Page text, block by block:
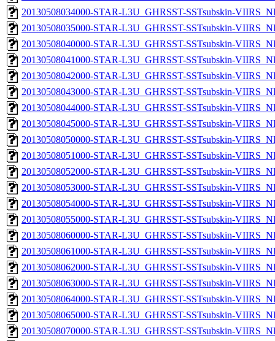
20130508034000-STAR-L3U_GHRSST-SSTsubskin-
20130508035000-STAR-L3U_GHRSST-SSTsubskin-
20130508040000-STAR-L3U_GHRSST-SSTsubskin-
20130508041000-STAR-L3U_GHRSST-SSTsubskin-
20130508042000-STAR-L3U_GHRSST-SSTsubskin-
20130508043000-STAR-L3U_GHRSST-SSTsubskin-
20130508044000-STAR-L3U_GHRSST-SSTsubskin-
20130508045000-STAR-L3U_GHRSST-SSTsubskin-
20130508050000-STAR-L3U_GHRSST-SSTsubskin-
20130508051000-STAR-L3U_GHRSST-SSTsubskin-
20130508052000-STAR-L3U_GHRSST-SSTsubskin-
20130508053000-STAR-L3U_GHRSST-SSTsubskin-
20130508054000-STAR-L3U_GHRSST-SSTsubskin-
20130508055000-STAR-L3U_GHRSST-SSTsubskin-
20130508060000-STAR-L3U_GHRSST-SSTsubskin-
20130508061000-STAR-L3U_GHRSST-SSTsubskin-
20130508062000-STAR-L3U_GHRSST-SSTsubskin-
20130508063000-STAR-L3U_GHRSST-SSTsubskin-
20130508064000-STAR-L3U_GHRSST-SSTsubskin-
20130508065000-STAR-L3U_GHRSST-SSTsubskin-
20130508070000-STAR-L3U_GHRSST-SSTsubskin-